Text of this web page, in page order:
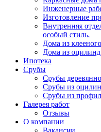
Инженерные
Изготовление
Внутренняя
особый стиль.
Дома из
Дома из
Ипотека
Срубы
Срубы
Срубы из
Срубы из
Галерея работ
Отзывы
О компании
Вакансии